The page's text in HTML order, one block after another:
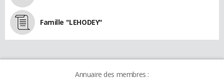
Famille "LEHODEY"
Annuaire des membres :